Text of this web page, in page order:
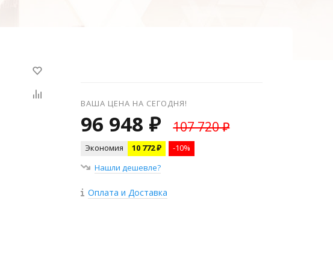
ВАША ЦЕНА НА СЕГОДНЯ!
96 948 ₽ 107 720 ₽
Экономия 10 772 ₽
-10%
Нашли дешевле?
Оплата и Доставка